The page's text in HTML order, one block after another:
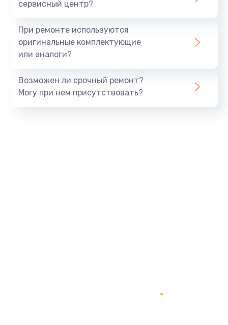
сервисный центр?
При ремонте используются
оригинальные комплектующие
или аналоги?
Возможен ли срочный ремонт?
Могу при нем присутствовать?